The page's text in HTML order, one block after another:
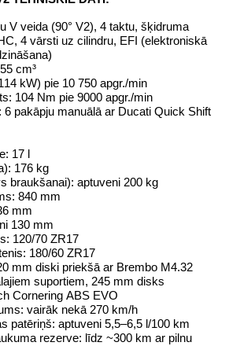
V veida (90° V2), 4 taktu, šķidruma
4 vārsti uz cilindru, EFI (elektroniskā
cm³
kW) pie 10 750 apgr./min
104 Nm pie 9000 apgr./min
6 pakāpju manuālā ar Ducati Quick Shift
17 l
176 kg
braukšanai): aptuveni 200 kg
840 mm
mm
130 mm
120/70 ZR17
180/60 ZR17
mm diski priekšā ar Brembo M4.32
suportiem, 245 mm disks
Cornering ABS EVO
vairāk nekā 270 km/h
patēriņš: aptuveni 5,5–6,5 l/100 km
rezerve: līdz ~300 km ar pilnu